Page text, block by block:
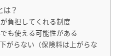
は？
負担してくれる制度
も使える可能性がある
がらない（保険料は上がらな